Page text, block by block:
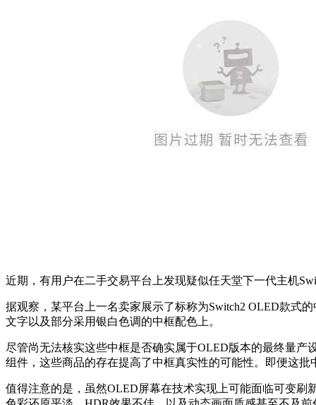
近期，有用户在二手交易平台上发现疑似任天堂下一代主机
据观察，某平台上一名卖家展示了标称为Switch2 OLED款式
文字以及部分采用银白色调的中框配色上。
尽管尚无法核实这些中框是否确实属于OLED版本的最终量
组件，这些商品的存在提高了中框真实性的可能性。即便这
值得注意的是，虽然OLED屏幕在技术实现上可能面临可变刷